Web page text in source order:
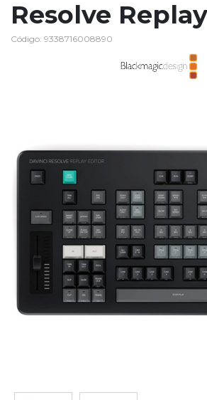
Resolve
Código: 9338716008890